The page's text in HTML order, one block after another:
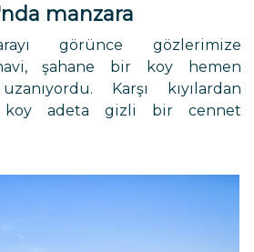
manzara
görünce gözlerimize
şahane bir koy hemen
Karşı kıyılardan
koy adeta gizli bir cennet